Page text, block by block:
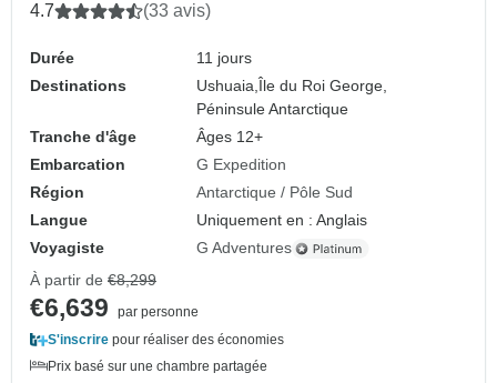
4.7 (33 avis)
Durée
11 jours
Destinations
Ushuaia,Île du Roi George,
Péninsule Antarctique
Tranche d'âge
Âges 12+
Embarcation
G Expedition
Région
Antarctique / Pôle Sud
Langue
Uniquement en : Anglais
Voyagiste
G Adventures
À partir de €8,299
€6,639
par personne
S'inscrire pour réaliser des économies
Prix basé sur une chambre partagée